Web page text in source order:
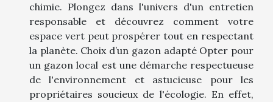
chimie. Plongez dans l'univers d'un entretien
responsable et découvrez comment votre
espace vert peut prospérer tout en respectant
la planète. Choix d’un gazon adapté Opter pour
un gazon local est une démarche respectueuse
de l'environnement et astucieuse pour les
propriétaires soucieux de l'écologie. En effet,